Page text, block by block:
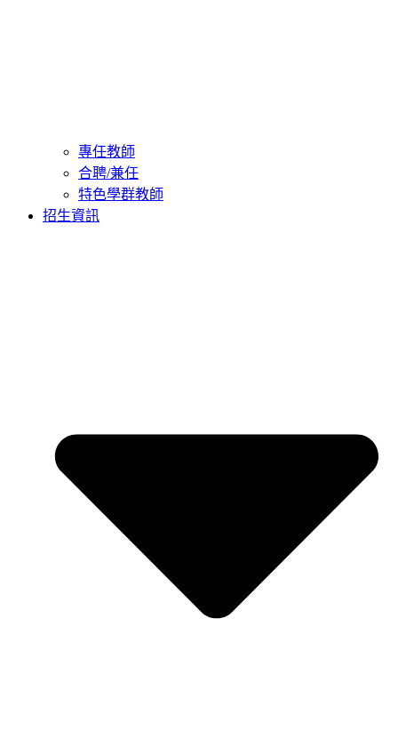
專任教師
合聘/兼任
特色學群教師
招生資訊